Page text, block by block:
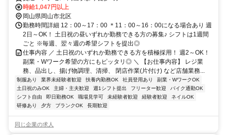
時給1,047円以上
岡山県岡山市北区
勤務時間詳細 12：00～17：00 ＊11：00～16：00になる場合あり 週
2日～OK！ 土日祝の昼いずれか勤務できる方の募集♪ シフトは1週間
ごと ※毎週、翌々週の希望シフトを提出◎
仕事内容 ／ 土日祝のいずれか勤務できる方を積極採用！ 週2～OK！
副業・Wワーク希望の方にもピッタリ◎ ＼ 【お仕事内容】 レジ業
務、品出し、揚げ物調理、清掃、 閉店作業(片付け) など店舗業務...
制服あり 業界未経験者歓迎 扶養内勤務OK 社員登用あり
副業・WワークOK
土日祝のみOK
主婦・主夫歓迎 週1シフト提出 フリーター歓迎
バイク通勤OK
シフト自由
即日勤務OK 職場見学可 未経験者歓迎 経験者歓迎
ネイルOK
研修あり
夕方 ブランクOK 長期歓迎
同じ企業の求人